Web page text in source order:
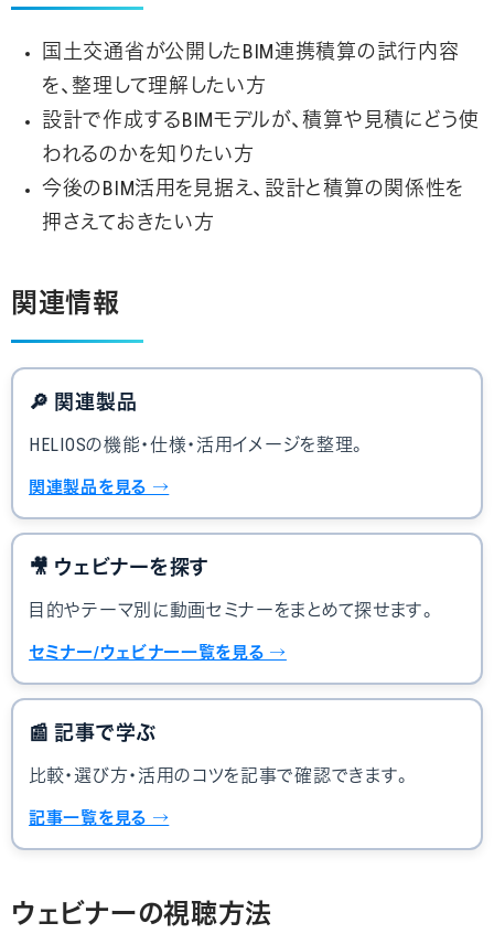
国土交通省が公開したBIM連携積算の試行内容
を、整理して理解したい方
設計で作成するBIMモデルが、積算や見積にどう使
われるのかを知りたい方
今後のBIM活用を見据え、設計と積算の関係性を
押さえておきたい方
関連情報
🔎 関連製品
HELIOSの機能・仕様・活用イメージを整理。
関連製品を見る →
🎥 ウェビナーを探す
目的やテーマ別に動画セミナーをまとめて探せます。
セミナー/ウェビナー一覧を見る →
📰記事で学ぶ
比較・選び方・活用のコツを記事で確認できます。
記事一覧を見る →
ウェビナーの視聴方法